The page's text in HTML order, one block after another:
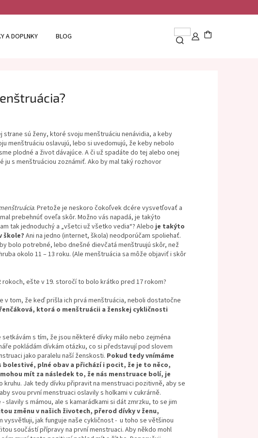
A DOPLNKY BLOG
sú ženy, ktoré svoju menštruáciu nenávidia, a keby
menštruáciu oslavujú, lebo si uvedomujú, že keby nebolo
plodné a život dávajúce. A či už spadáte do tej alebo onej
s menštruáciou zoznámiť. Ako by mal taký rozhovor
. Pretože je neskoro čokoľvek dcére vysvetľovať a
prebehnúť oveľa skôr. Možno vás napadá, je takýto
tak jednoduchý a „všetci už všetko vedia“? Aleboje takýto
škole? Ani na jedno (internet, škola) neodporúčam spoliehať.
bolo potrebné, lebo dnešné dievčatá menštruujú skôr, než
okolo 11 – 13 roku. (Ale menštruácia sa môže objaviť i skôr
ešte v 19. storočí to bolo krátko pred 17 rokom?
v tom, že keď prišla ich prvá menštruácia, neboli dostatočne
ktorá o menštruácii a ženskej cykličnosti
s tím, že jsou některé dívky málo nebo zejména
pokládám dívkám otázku, co si představují pod slovem
jako paralelu naší ženskosti. Pokud tedy vnímáme
plné obav a přichází i pocit, že je to něco,
mít za následek to, že nás menstruace bolí, je
kruhu. Jak tedy dívku připravit na menstruaci pozitivně, aby se
svou první menstruaci oslavily s holkami v cukrárně.
s mámou, ale s kamarádkami si dát zmrzku, to se jim
změnu v našich životech, přerod dívky v ženu,
vysvětluji, jak funguje naše cykličnost - u toho se většinou
součástí přípravy na první menstruaci. Aby někdo mohl